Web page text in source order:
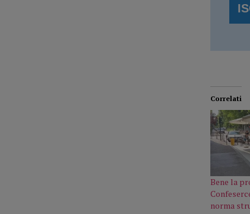
Correlati
Bene la
norma